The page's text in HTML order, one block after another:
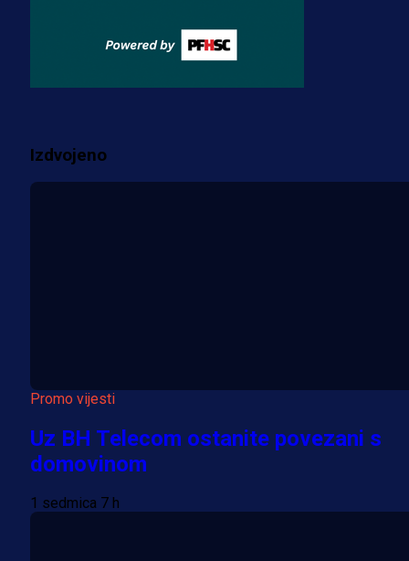
za pranje novca, pretresaju
prostorije FK Borac!
Izdvojeno
Promo vijesti
Uz BH Telecom ostanite povezani s
domovinom
1 sedmica 7 h